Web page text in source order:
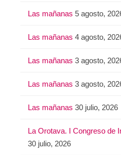
Las mañanas 5 agosto,
Las mañanas 4 agosto,
Las mañanas 3 agosto,
Las mañanas 3 agosto,
Las mañanas 30 julio, 2026
La Orotava. I Congreso de
30 julio, 2026